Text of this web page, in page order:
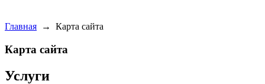
Главная → Карта сайта
Карта сайта
Услуги